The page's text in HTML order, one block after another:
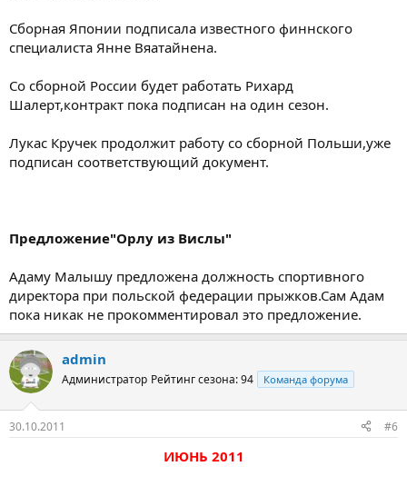
Сборная Японии подписала известного финнского
специалиста Янне Вяатайнена.
Со сборной России будет работать Рихард
Шалерт,контракт пока подписан на один сезон.
Лукас Кручек продолжит работу со сборной Польши,уже
подписан соответствующий документ.
Предложение"Орлу из Вислы"
Адаму Малышу предложена должность спортивного
директора при польской федерации прыжков.Сам Адам
пока никак не прокомментировал это предложение.
admin
Администратор Рейтинг сезона: 94 Команда форума
30.10.2011 #6
ИЮНЬ 2011